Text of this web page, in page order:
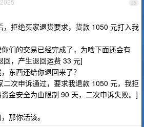
25
，拒绝买家退货要求，货款 1050 元打入我
们的交易已经完成了，为啥下面还会有
回，产生退回运费 33 元]
东西还给你退回来了？
二次申诉通过，要求我退款 1050 元，我拒
金安全为由限制 90 天，二次申诉失败。]
那你活该。